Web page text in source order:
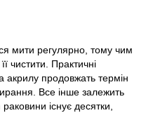
мити регулярно, тому чим
чистити. Практичні
акрилу продовжать термін
Все інше залежить
існує десятки,